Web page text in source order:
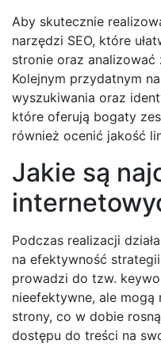
Aby skutecznie
narzędzi SEO, które
stronie oraz
Kolejnym przydatnym
wyszukiwania oraz
które oferują bogaty
również ocenić jakość
Jakie są
Podczas realizacji
na efektywność
prowadzi do tzw.
nieefektywne, ale
strony, co w dobie
dostępu do treści na